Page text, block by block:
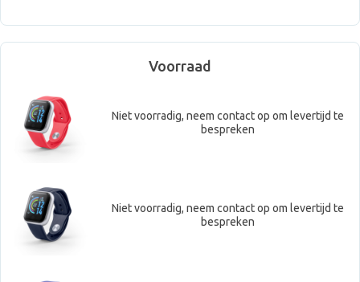
Voorraad
Niet voorradig, neem contact op om levertijd te
bespreken
Niet voorradig, neem contact op om levertijd te
bespreken